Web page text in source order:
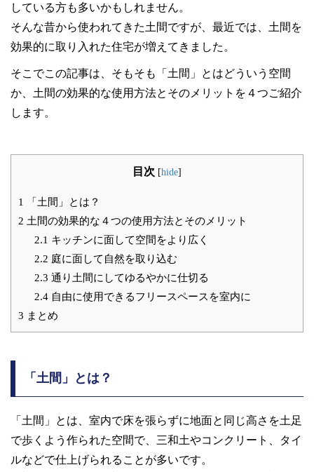
している方も多いかもしれません。
そんな昔から使われてきた土間ですが、最近では、土間を
効果的に取り入れた住宅が増えてきました。
そこでこの記事は、そもそも「土間」とはどういう空間
か、土間の効果的な使用方法とそのメリットを４つご紹介
します。
目次 [hide]
1
「土間」とは？
2 土間の効果的な４つの使用方法とそのメリット
2.1 キッチンに面して空間をより広く
2.2 庭に面して自然を取り込む
2.3 通り土間にしてゆるやかに仕切る
2.4自由に使用できるフリースペースを室内に
3 まとめ
「土間」とは？
「土間」とは、室内で床を張らずに地面と同じ高さを土足
で歩くよう作られた空間で、三和土やコンクリート、タイ
ルなどで仕上げられることが多いです。